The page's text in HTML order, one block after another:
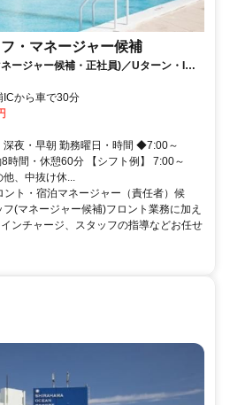
・マネージャー候補
ージャー候補・正社員)／Uターン・Iタ
ICから車で30分
深夜・早朝 勤務曜日・時間 ◆7:00～
間・休憩60分 【シフト例】 7:00～
、中抜け休...
ト・宿泊マネージャー（責任者）候
(マネージャー候補)フロント業務に加え
ンチャージ、スタッフの指導などお任せ